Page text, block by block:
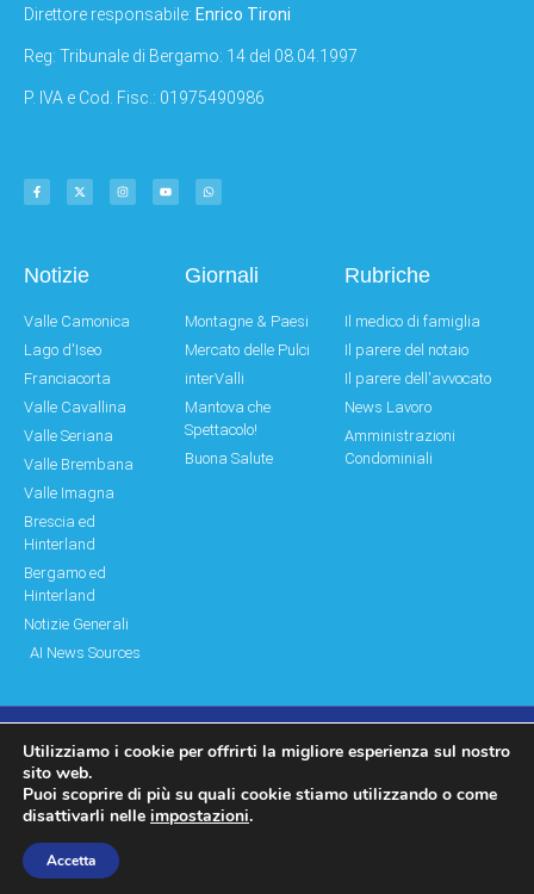
Direttore responsabile: Enrico Tironi
Reg: Tribunale di Bergamo: 14 del 08.04.1997
P. IVA e Cod. Fisc.: 01975490986
Notizie
Valle Camonica
Lago d'Iseo
Franciacorta
Valle Cavallina
Valle Seriana
Valle Brembana
Valle Imagna
Brescia ed
Hinterland
Bergamo ed
Hinterland
Notizie Generali
AI News Sources
Giornali
Montagne & Paesi
Mercato delle Pulci
interValli
Mantova che
Spettacolo!
Buona Salute
Rubriche
Il medico di famiglia
Il parere del notaio
Il parere dell'avvocato
News Lavoro
Amministrazioni
Condominiali
© Copyright 2011 – 2026 Montagne & Paesi
Log In|Log Out Privacy Policy
Utilizziamo i cookie per offrirti la migliore esperienza sul nostro
sito web.
Puoi scoprire di più su quali cookie stiamo utilizzando o come
disattivarli nelle impostazioni.
Accetta